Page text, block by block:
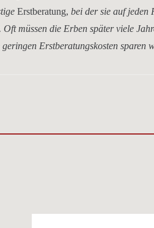
Erstberatung, bei der sie auf jeden
müssen die Erben später viele
Erstberatungskosten sparen